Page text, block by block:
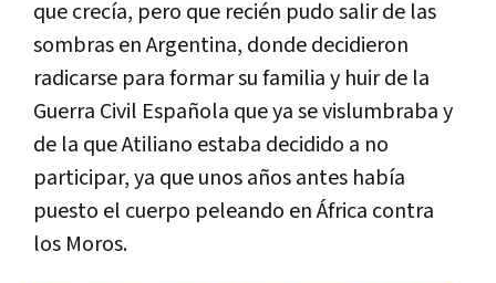
que crecía, pero que recién pudo salir de las
sombras en Argentina, donde decidieron
radicarse para formar su familia y huir de la
Guerra Civil Española que ya se vislumbraba y
de la que Atiliano estaba decidido a no
participar, ya que unos años antes había
puesto el cuerpo peleando en África contra
los Moros.